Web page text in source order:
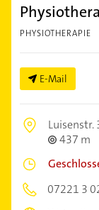
PHYSIOTHERAPIE
E-Mail
Luisenstr.
437 m
07221 3